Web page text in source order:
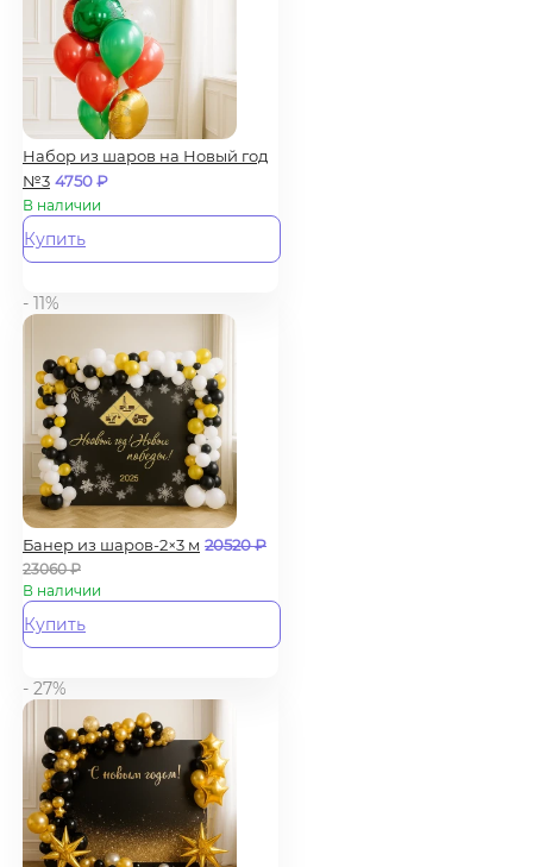
Набор из шаров на Новый год
№3 4750₽
В наличии
Купить
- 11%
Банер из шаров-2×3 м 20520₽
23060₽
В наличии
Купить
- 27%